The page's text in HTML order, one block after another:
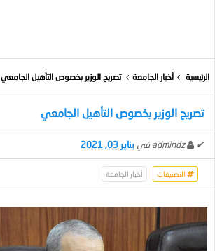
الرئيسية أخبار الجامعة تصريح الوزير بخصوص التأهيل الجامعي
تصريح الوزير بخصوص التأهيل الجامعي
✔
admindz في يناير 03, 2021
التصنيفات أخبار الجامعة